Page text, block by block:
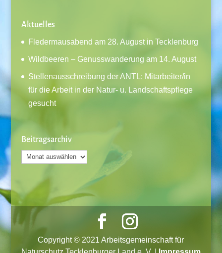
Aktuelles
Fledermausabend am 28. August in Tecklenburg
Wildbeeren – Genusswanderung am 14. August
Stellenausschreibung der ANTL: Mitarbeiter/in
für die Arbeit in der Natur- u. Landschaftspflege
gesucht
Beitragsarchiv
Beitragsarchiv
Copyright © 2021 Arbeitsgemeinschaft für